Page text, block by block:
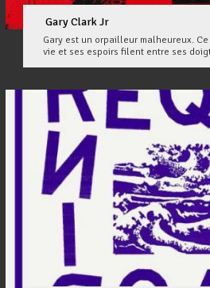
Gary Clark Jr
Gary est un orpailleur malheureux.
vie et ses espoirs filent entre ses